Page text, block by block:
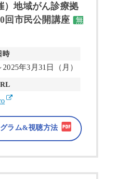
）地域がん診療拠
市民公開講座
無
時
年3月31日（月）
ラム&視聴方法